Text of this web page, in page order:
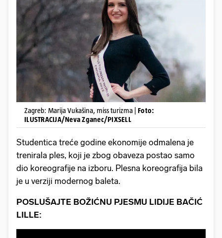
Zagreb: Marija Vukašina, miss turizma | Foto:
ILUSTRACIJA/Neva Zganec/PIXSELL
Studentica treće godine ekonomije odmalena je
trenirala ples, koji je zbog obaveza postao samo
dio koreografije na izboru. Plesna koreografija bila
je u verziji modernog baleta.
POSLUŠAJTE BOŽIĆNU PJESMU LIDIJE BAČIĆ
LILLE: